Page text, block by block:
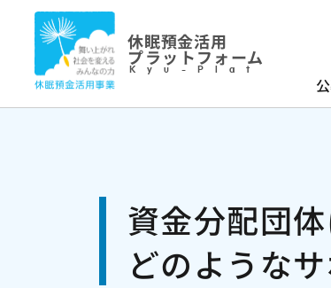
休眠預金活用
プラットフォーム
Kyu-Plat
資金分配団
どのような